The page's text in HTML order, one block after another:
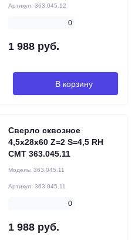
Артикул: 363.045.12
0
1 988 руб.
В корзину
Сверло сквозное
4,5x28x60 Z=2 S=4,5 RH
CMT 363.045.11
Модель: 363.045.11
Артикул: 363.045.11
0
1 988 руб.